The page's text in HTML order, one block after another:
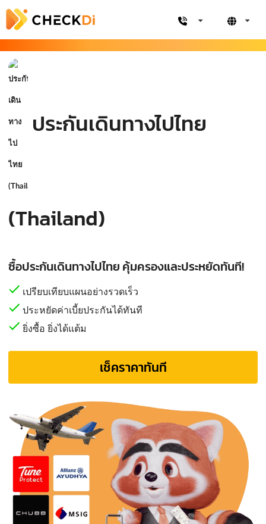
ประกันเดินทางไปไทย
(Thailand)
ซื้อประกันเดินทางไปไทย คุ้มครองและประหยัดทันที!
เปรียบเทียบแผนอย่างรวดเร็ว
ประหยัดค่าเบี้ยประกันได้ทันที
ยิ่งซื้อ ยิ่งได้แต้ม
เช็คราคาทันที